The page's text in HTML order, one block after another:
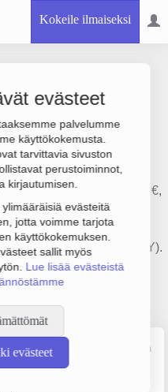
Kokeile ilmaiseksi
evästeet
palvelumme
käyttökokemusta.
tarvittavia sivuston
perustoiminnot,
kirjautumisen.
evästeitä
jotta voimme tarjota
käyttökokemuksen.
sallit myös
Lue lisää evästeistä
evästeet
Oy
Oy liikevaihto on 255 000 €,
2. Sen päätoimiala on
perustamisvuosi
Osakeyhtiö (OY).
Lähde: YTJ, PRH, Traficom